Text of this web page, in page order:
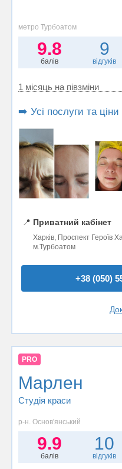
метро Турбоатом
9.8
балів
9
відгуків
1 місяць на півзміни
➡️ Усі послуги та ціни
📍 Приватний кабінет
Харків, Проспект Героїв
м.Турбоатом
+38 (050)
PRO
Марлен
Студія краси
р-н. Основ'янський
9.9
балів
10
відгуків